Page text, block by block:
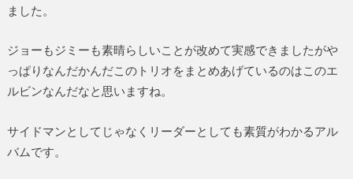
ました。
ジョーもジミーも素晴らしいことが改めて実感できましたがや
っぱりなんだかんだこのトリオをまとめあげているのはこのエ
ルビンなんだなと思いますね。
サイドマンとしてじゃなくリーダーとしても素質がわかるアル
バムです。